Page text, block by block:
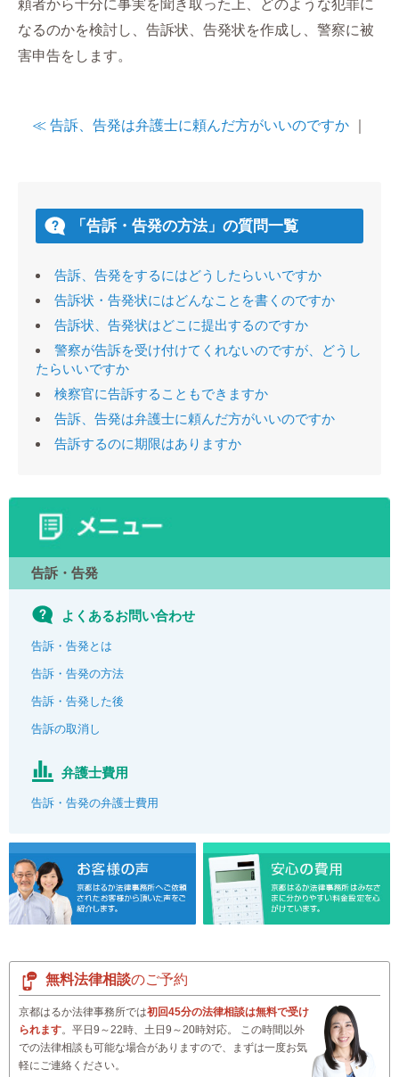
頼者から十分に事実を聞き取った上、どのような犯罪に
なるのかを検討し、告訴状、告発状を作成し、警察に被
害申告をします。
≪ 告訴、告発は弁護士に頼んだ方がいいのですか
「告訴・告発の方法」の質問一覧
告訴、告発をするにはどうしたらいいですか
告訴状・告発状にはどんなことを書くのですか
告訴状、告発状はどこに提出するのですか
警察が告訴を受け付けてくれないのですが、どうし
たらいいですか
検察官に告訴することもできますか
告訴、告発は弁護士に頼んだ方がいいのですか
告訴するのに期限はありますか
告訴・告発
よくあるお問い合わせ
告訴・告発とは
告訴・告発の方法
告訴・告発した後
告訴の取消し
弁護士費用
告訴・告発の弁護士費用
無料法律相談のご予約
京都はるか法律事務所では初回45分の法律相談は無料で受け
られます。平日9～22時、土日9～20時対応。 この時間以外
での法律相談も可能な場合がありますので、まずは一度お気
軽にご連絡ください。